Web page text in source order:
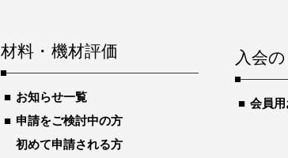
材料・機材評価
お知らせ一覧
申請をご検討中の方
初めて申請される方
入会
会員